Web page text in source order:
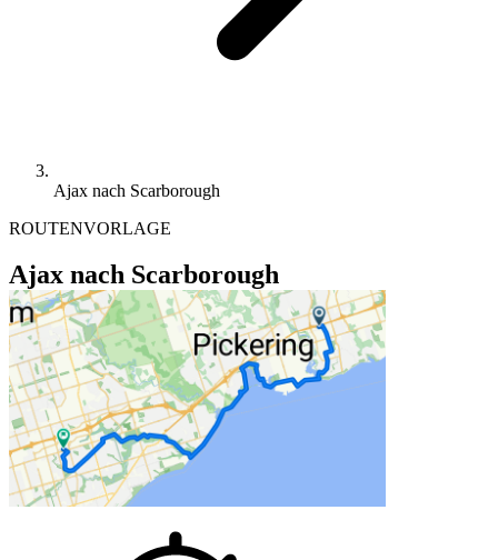
Ajax nach Scarborough
ROUTENVORLAGE
Ajax nach Scarborough